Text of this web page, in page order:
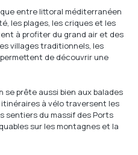
entre littoral méditerranéen
les plages, les criques et les
à profiter du grand air et des
villages traditionnels, les
de découvrir une
se prête aussi bien aux balades
itinéraires à vélo traversent les
sentiers du massif des Ports
sur les montagnes et la